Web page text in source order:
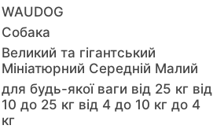
WAUDOG
Собака
Великий та гігантський
Мініатюрний Середній Малий
для будь-якої ваги від 25 кг від
10 до 25 кг від 4 до 10 кг до 4
кг